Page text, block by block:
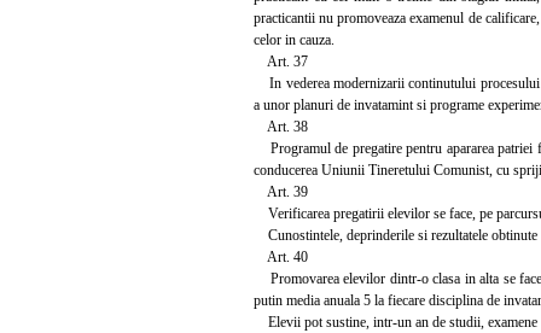
practicantii nu promoveaza examenul de
celor in cauza.
Art. 37
In vederea modernizarii continutului
a unor planuri de invatamint si programe
Art. 38
Programul de pregatire pentru apararea patriei
conducerea Uniunii Tineretului Comunist, cu
Art. 39
Verificarea pregatirii elevilor se face, pe
Cunostintele, deprinderile si rezultatele obtinute
Art. 40
Promovarea elevilor dintr-o clasa in alta se
putin media anuala 5 la fiecare disciplina de
Elevii pot sustine, intr-un an de studii,